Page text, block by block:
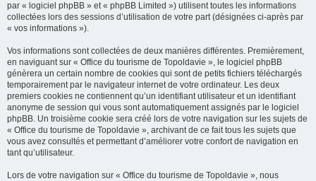
par « logiciel phpBB » et « phpBB Limited ») utilisent toutes les informations
collectées lors des sessions d’utilisation de votre part (désignées ci-après par
« vos informations »).
Vos informations sont collectées de deux manières différentes. Premièrement,
en naviguant sur « Office du tourisme de Topoldavie », le logiciel phpBB
génèrera un certain nombre de cookies qui sont de petits fichiers téléchargés
temporairement par le navigateur internet de votre ordinateur. Les deux
premiers cookies ne contiennent qu’un identifiant utilisateur et un identifiant
anonyme de session qui vous sont automatiquement assignés par le logiciel
phpBB. Un troisième cookie sera créé lors de votre navigation sur les sujets de
« Office du tourisme de Topoldavie », archivant de ce fait tous les sujets que
vous avez consultés et permettant d’améliorer votre confort de navigation en
tant qu’utilisateur.
Lors de votre navigation sur « Office du tourisme de Topoldavie », nous